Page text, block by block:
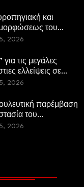
και
του
(Μονή Αγιάς ή
2026
τις μεγάλες
ελλείψεις σε
Πυροσβεστική και
2026
παρέμβαση
του
ιστορικού
2026